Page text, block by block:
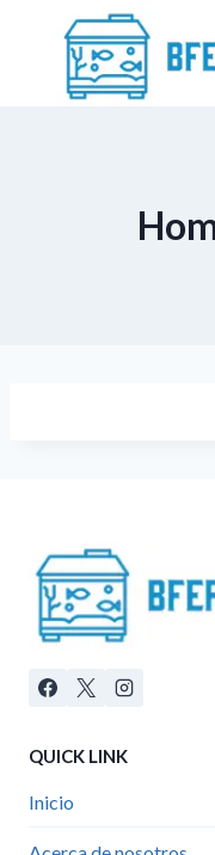
contenido
QUICK LINK
Inicio